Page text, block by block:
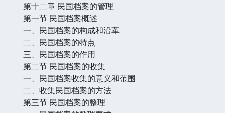
第十二章 民国档案的管理
第一节 民国档案概述
一、民国档案的构成和沿革
二、民国档案的特点
三、民国档案的作用
第二节 民国档案的收集
一、民国档案收集的意义和范围
二、收集民国档案的方法
第三节 民国档案的整理